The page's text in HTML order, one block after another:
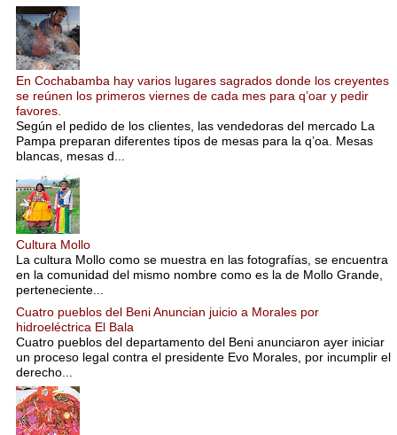
En Cochabamba hay varios lugares sagrados donde los creyentes
se reúnen los primeros viernes de cada mes para q’oar y pedir
favores.
Según el pedido de los clientes, las vendedoras del mercado La
Pampa preparan diferentes tipos de mesas para la q’oa. Mesas
blancas, mesas d...
Cultura Mollo
La cultura Mollo como se muestra en las fotografías, se encuentra
en la comunidad del mismo nombre como es la de Mollo Grande,
perteneciente...
Cuatro pueblos del Beni Anuncian juicio a Morales por
hidroeléctrica El Bala
Cuatro pueblos del departamento del Beni anunciaron ayer iniciar
un proceso legal contra el presidente Evo Morales, por incumplir el
derecho...